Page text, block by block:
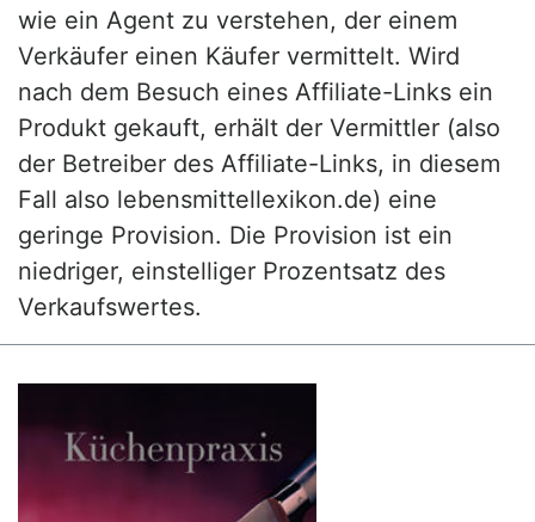
wie ein Agent zu verstehen, der einem
Verkäufer einen Käufer vermittelt. Wird
nach dem Besuch eines Affiliate-Links ein
Produkt gekauft, erhält der Vermittler (also
der Betreiber des Affiliate-Links, in diesem
Fall also lebensmittellexikon.de) eine
geringe Provision. Die Provision ist ein
niedriger, einstelliger Prozentsatz des
Verkaufswertes.